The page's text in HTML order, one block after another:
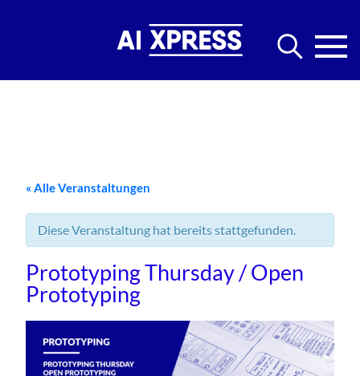
« Alle Veranstaltungen
Diese Veranstaltung hat bereits stattgefunden.
Prototyping Thursday / Open
Prototyping